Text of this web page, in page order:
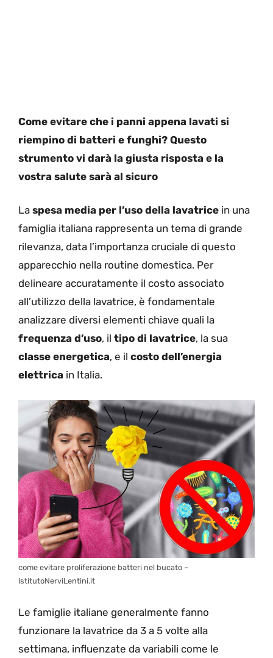
Come evitare che i panni appena lavati si
riempino di batteri e funghi? Questo
strumento vi darà la giusta risposta e la
vostra salute sarà al sicuro
La spesa media per l’uso della lavatrice in una
famiglia italiana rappresenta un tema di grande
rilevanza, data l’importanza cruciale di questo
apparecchio nella routine domestica. Per
delineare accuratamente il costo associato
all’utilizzo della lavatrice, è fondamentale
analizzare diversi elementi chiave quali la
frequenza d’uso, il tipo di lavatrice, la sua
classe energetica, e il costo dell’energia
elettrica in Italia.
come evitare proliferazione batteri nel bucato –
IstitutoNerviLentini.it
Le famiglie italiane generalmente fanno
funzionare la lavatrice da 3 a 5 volte alla
settimana, influenzate da variabili come le